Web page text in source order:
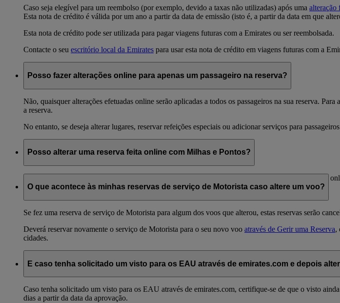
Caso seja elegível para um reembolso (por exemplo, devido a taxas não utilizadas) após uma alteração
Esta nota de crédito é válida por um ano a partir da data de emissão (isto é, a partir da data em que
Esta nota de crédito pode ser utilizada para pagar viagens futuras com a Emirates ou ser reembolsada.
Contacte o seu escritório local da Emirates para usar esta nota de crédito em viagens futuras com a
Posso fazer alterações online para apenas um passageiro na reserva?
Não, quaisquer alterações efetuadas online serão aplicadas a todos os passageiros na sua reserva. Para
a reserva.
No entanto, se deseja alterar lugares, reservar refeições especiais ou adicionar serviços para
Posso alterar uma reserva feita online com Milhas e Pontos?
Sim, pode alterar reservas compradas com Milhas Skywards ou Pontos Emirates Business Rewards
O que acontece às minhas reservas de serviço de Motorista caso altere um voo?
Se fez uma reserva de serviço de Motorista para algum dos voos que alterou, estas reservas serão
Deverá reservar novamente o serviço de Motorista para o seu novo voo através de Gerir uma Reserva,
cidades.
E caso tenha solicitado um visto para os EAU através de emirates.com e depois
Caso tenha solicitado um visto para os EAU através de emirates.com, certifique-se de que o visto
dias a partir da data da aprovação.